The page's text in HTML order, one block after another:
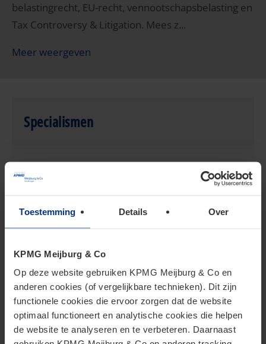
Toestemming Details Over
KPMG Meijburg & Co
Op deze website gebruiken KPMG Meijburg & Co en
anderen cookies (of vergelijkbare technieken). Dit zijn
functionele cookies die ervoor zorgen dat de website
optimaal functioneert en analytische cookies die helpen
de website te analyseren en te verbeteren. Daarnaast
belastingrecht, EU-recht, vennootschapsbelasting en
Tax Controversy & Litigation. Mees z...
Meer weergeven
Specialismen
Internationaal belastingrecht
Tax Controversy & Litigation
Publicaties
De (ir)relevantie van de verenigbaarheid van
de UTPR met bilaterale belastingverdragen